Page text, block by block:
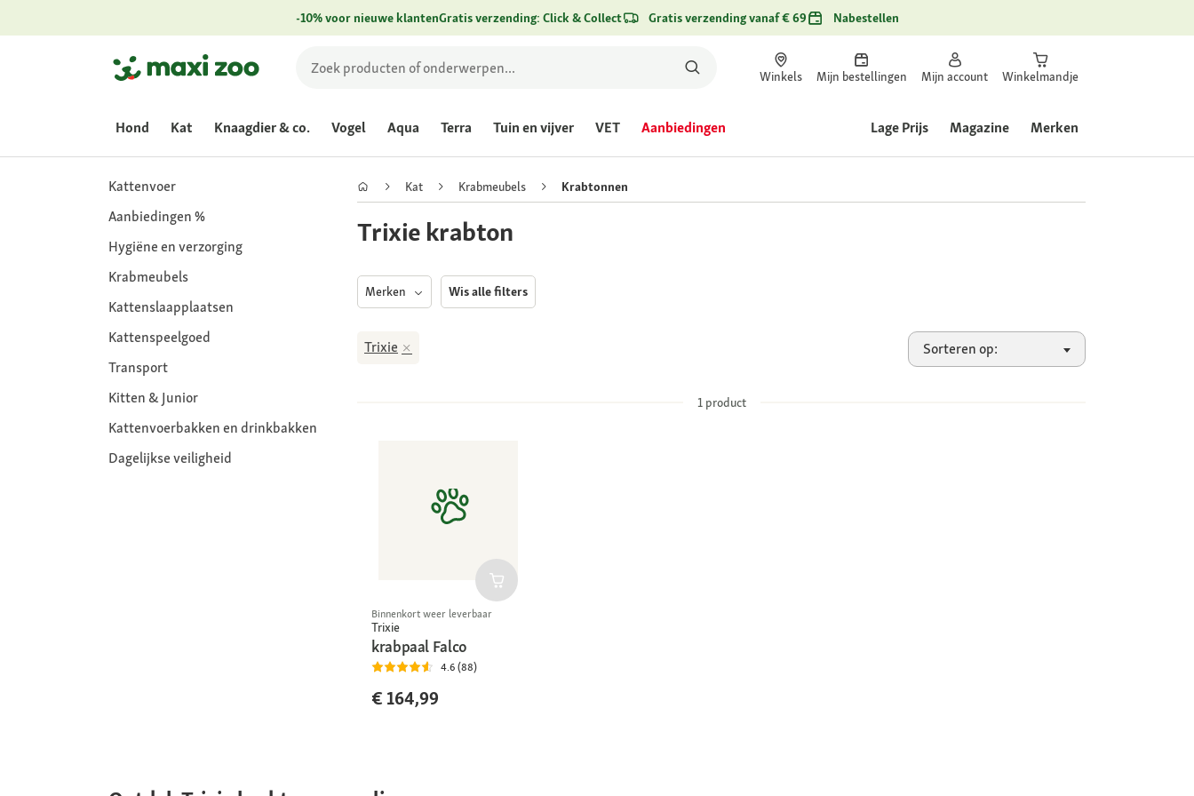
-10% voor nieuwe klantenGratis verzending: Click & Collect Gratis verzending vanaf € 69 Nabestellen
Winkels Mijn bestellingen Mijn account Winkelmandje
Hond Kat Knaagdier & co. Vogel Aqua Terra Tuin en vijver VET Aanbiedingen Lage Prijs Magazine Merken
Kattenvoer
Aanbiedingen %
Hygiëne en verzorging
Krabmeubels
Kattenslaapplaatsen
Kattenspeelgoed
Transport
Kitten & Junior
Kattenvoerbakken en drinkbakken
Dagelijkse veiligheid
Kat Krabmeubels Krabtonnen
Trixie krabton
Merken Wis alle filters
Sorteren op:
Trixie
1product
Binnenkort weer leverbaar
Trixie
krabpaal Falco
4.6 (88)
€ 164,99